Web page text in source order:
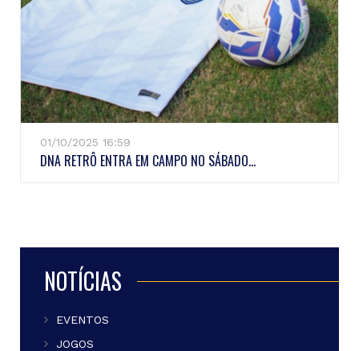
01/10/2025 16:59
DNA RETRÔ ENTRA EM CAMPO NO SÁBADO...
NOTÍCIAS
EVENTOS
JOGOS